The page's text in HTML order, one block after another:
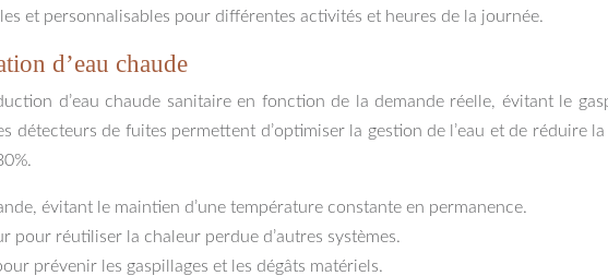
et personnalisables pour différentes activités et heures de la journée.
d’eau chaude
d’eau chaude sanitaire en fonction de la demande réelle, évitant le
détecteurs de fuites permettent d’optimiser la gestion de l’eau et de réduire
évitant le maintien d’une température constante en permanence.
pour réutiliser la chaleur perdue d’autres systèmes.
prévenir les gaspillages et les dégâts matériels.